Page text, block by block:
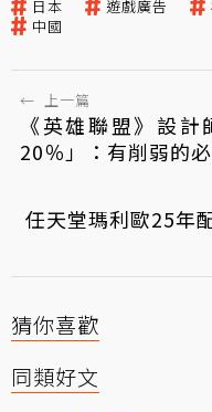
日本 遊戲廣告
中國
← 上一篇
《英雄聯盟》設
20％」：有削弱的
任天堂瑪利歐25年
猜你喜歡
同類好文